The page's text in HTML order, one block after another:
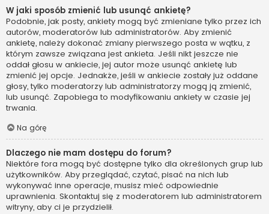
W jaki sposób zmienić lub usunąć ankietę?
Podobnie, jak posty, ankiety mogą być zmieniane tylko przez ich
autorów, moderatorów lub administratorów. Aby zmienić
ankietę, należy dokonać zmiany pierwszego posta w wątku, z
którym zawsze związana jest ankieta. Jeśli nikt jeszcze nie
oddał głosu w ankiecie, jej autor może usunąć ankietę lub
zmienić jej opcje. Jednakże, jeśli w ankiecie zostały już oddane
głosy, tylko moderatorzy lub administratorzy mogą ją zmienić,
lub usunąć. Zapobiega to modyfikowaniu ankiety w czasie jej
trwania.
Na górę
Dlaczego nie mam dostępu do forum?
Niektóre fora mogą być dostępne tylko dla określonych grup lub
użytkowników. Aby przeglądać, czytać, pisać na nich lub
wykonywać inne operacje, musisz mieć odpowiednie
uprawnienia. Skontaktuj się z moderatorem lub administratorem
witryny, aby ci je przydzielił.